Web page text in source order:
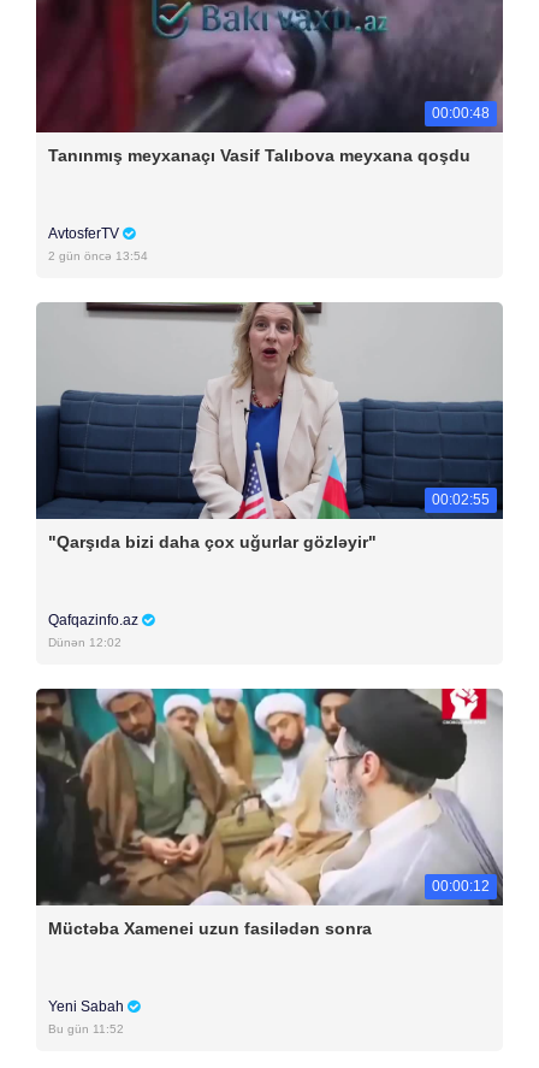
00:00:48
Tanınmış meyxanaçı Vasif Talıbova meyxana qoşdu
AvtosferTV
2 gün öncə 13:54
00:02:55
"Qarşıda bizi daha çox uğurlar gözləyir"
Qafqazinfo.az
Dünən 12:02
00:00:12
Müctəba Xamenei uzun fasilədən sonra
Yeni Sabah
Bu gün 11:52